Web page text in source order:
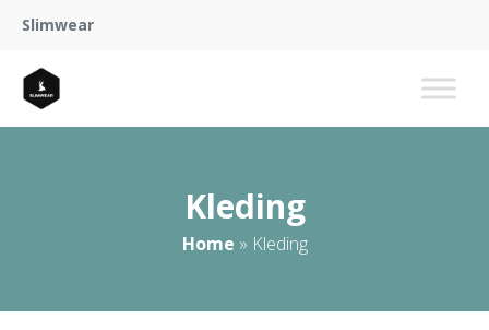
Slimwear
Kleding
Home » Kleding